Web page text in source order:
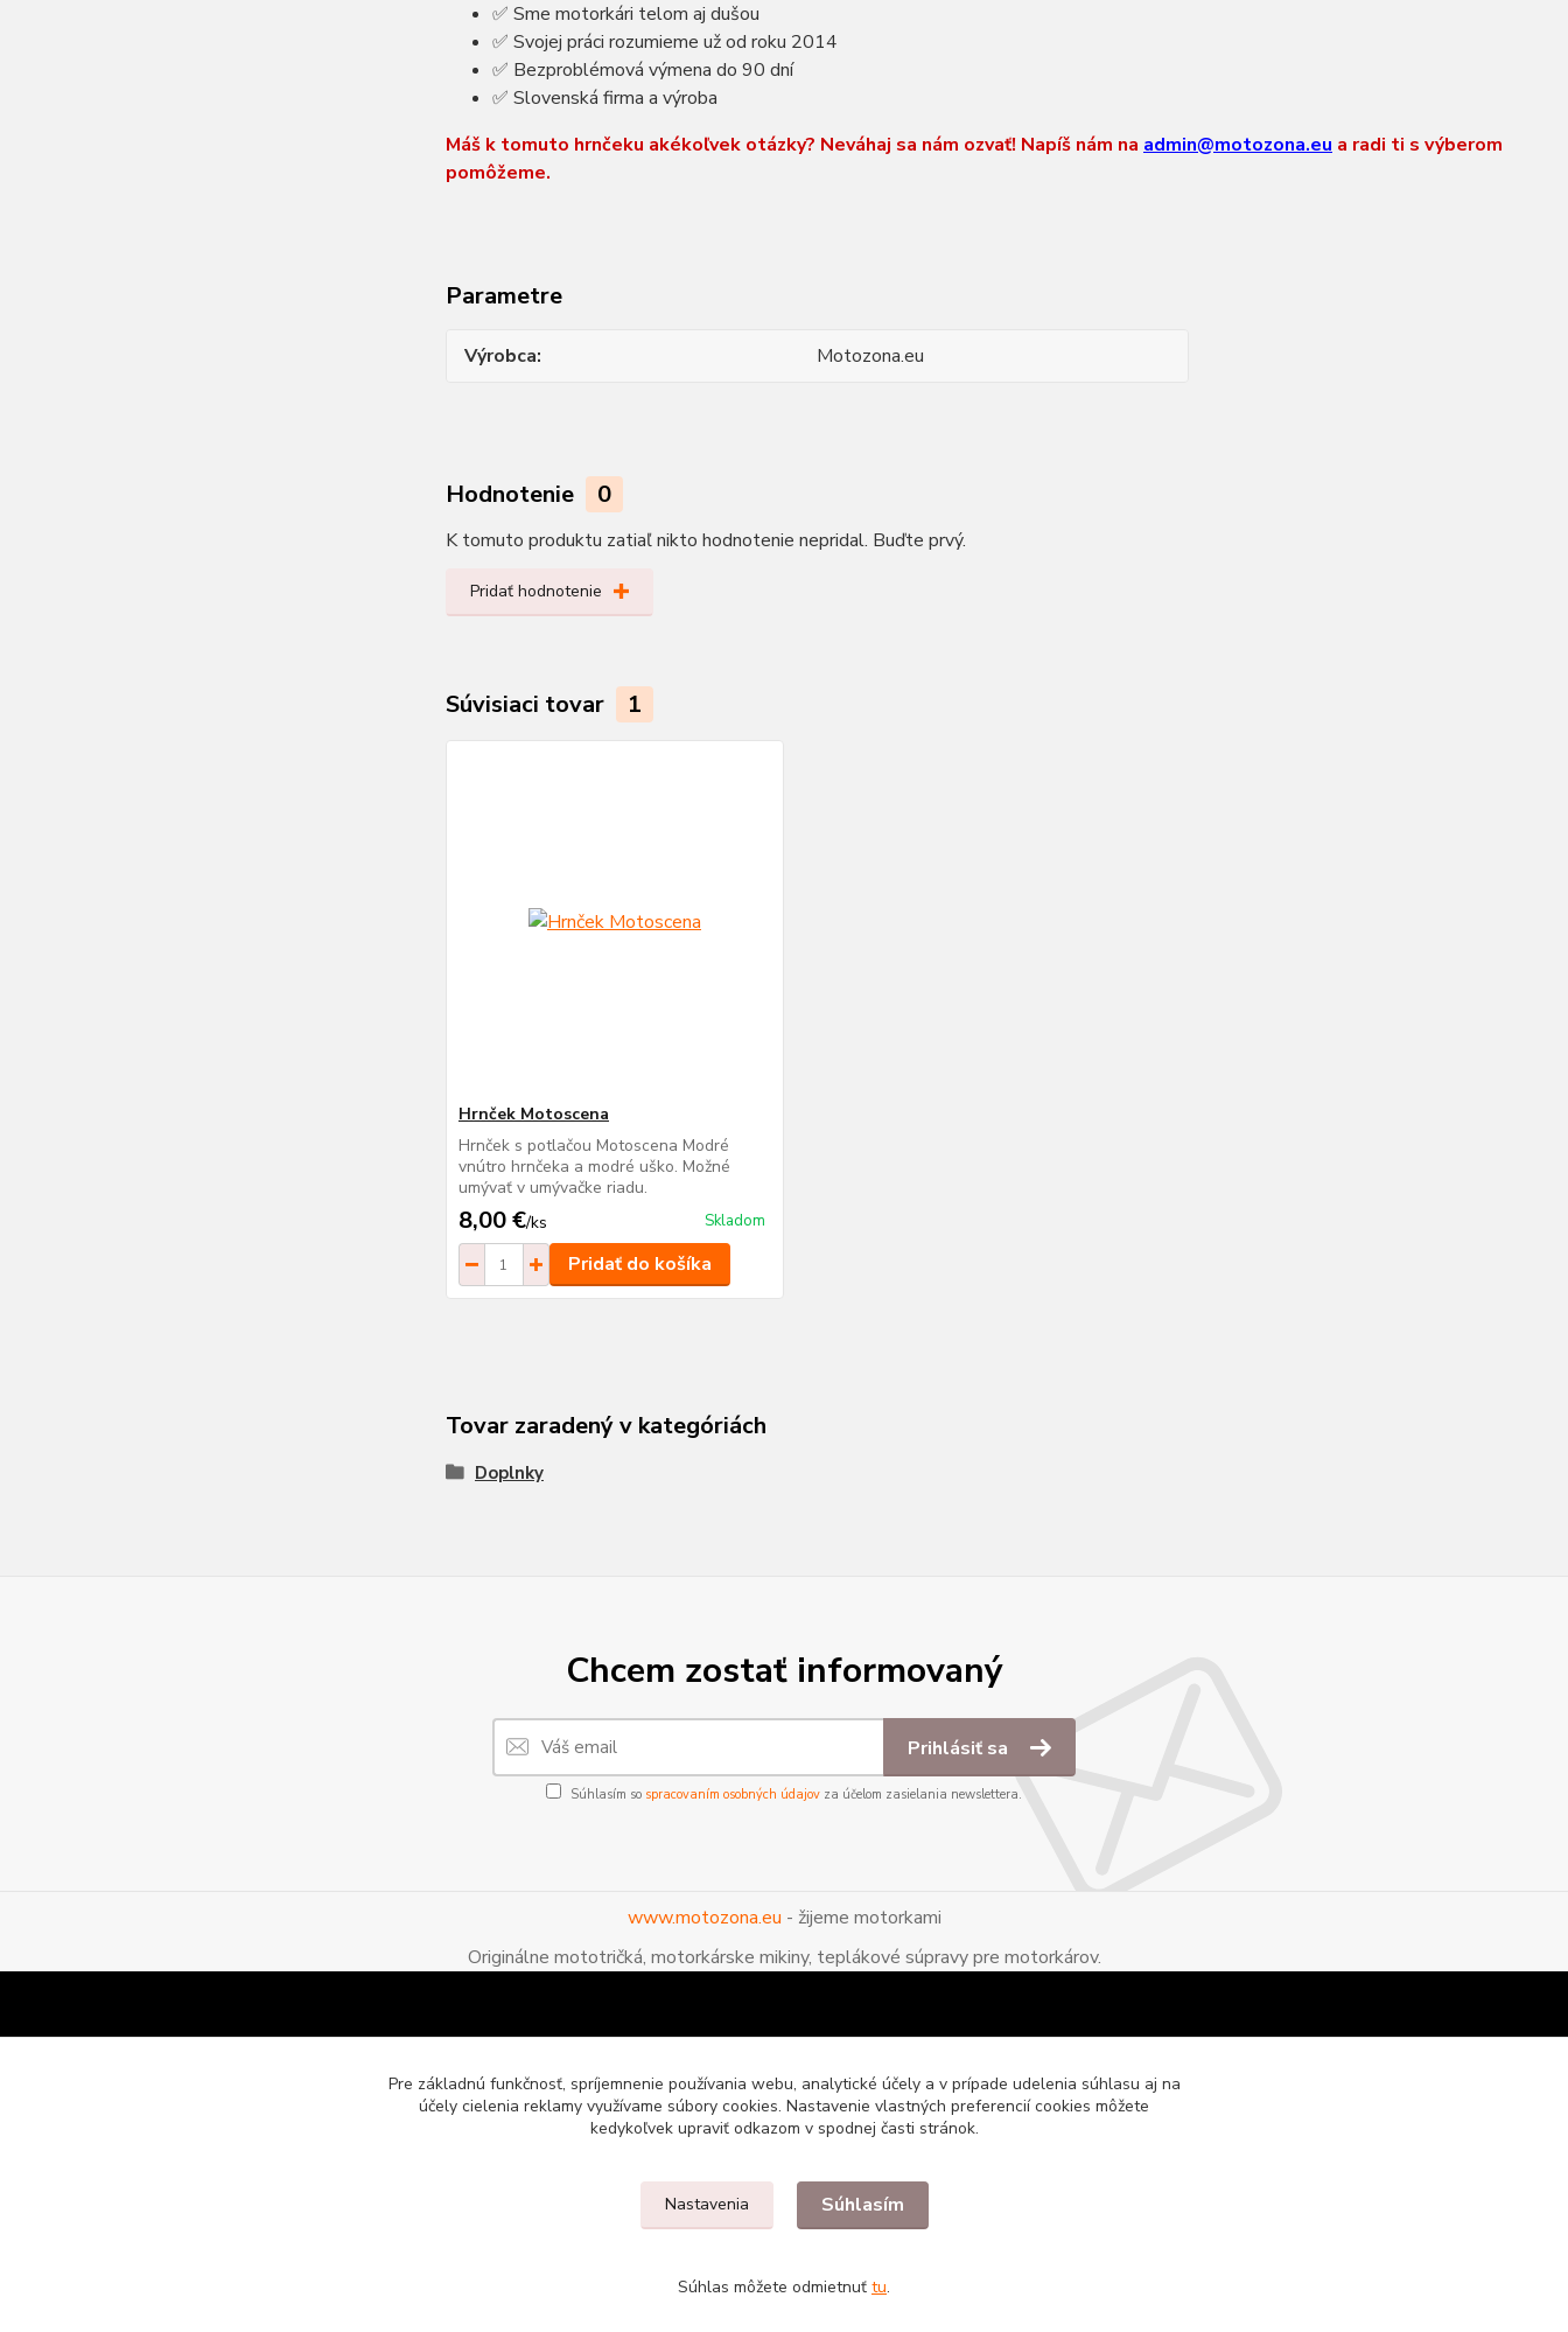
✅ Sme motorkári telom aj dušou
✅ Svojej práci rozumieme už od roku 2014
✅ Bezproblémová výmena do 90 dní
✅ Slovenská firma a výroba
Máš k tomuto hrnčeku akékoľvek otázky? Neváhaj sa nám ozvať! Napíš nám na admin@motozona.eu a radi ti s výberom
pomôžeme.
Parametre
Výrobca Motozona.eu
Hodnotenie 0
K tomuto produktu zatiaľ nikto hodnotenie nepridal. Buďte prvý.
Pridať hodnotenie
Súvisiaci tovar 1
Hrnček Motoscena
Hrnček s potlačou Motoscena Modré
vnútro hrnčeka a modré uško. Možné
umývať v umývačke riadu.
8,00 €/ks Skladom
Pridať do košíka
Tovar zaradený v kategóriách
Doplnky
Chcem zostať informovaný
Prihlásiť sa
Súhlasím so spracovaním osobných údajov za účelom zasielania newslettera.
www.motozona.eu - žijeme motorkami
Originálne mototričká, motorkárske mikiny, teplákové súpravy pre motorkárov.
Pre základnú funkčnosť, spríjemnenie používania webu, analytické účely a v prípade udelenia súhlasu aj na
účely cielenia reklamy využívame súbory cookies. Nastavenie vlastných preferencií cookies môžete
kedykoľvek upraviť odkazom v spodnej časti stránok.
Nastavenia Súhlasím
Súhlas môžete odmietnuť tu.